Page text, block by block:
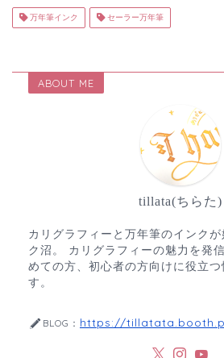
万年筆インク セーラー万年筆
ABOUT ME
tillata(ちらた)
カリグラフィーと万年筆のインク
ク沼。 カリグラフィーの魅力を発
めての方、初心者の方向けに役立つ
す。
BLOG： https://